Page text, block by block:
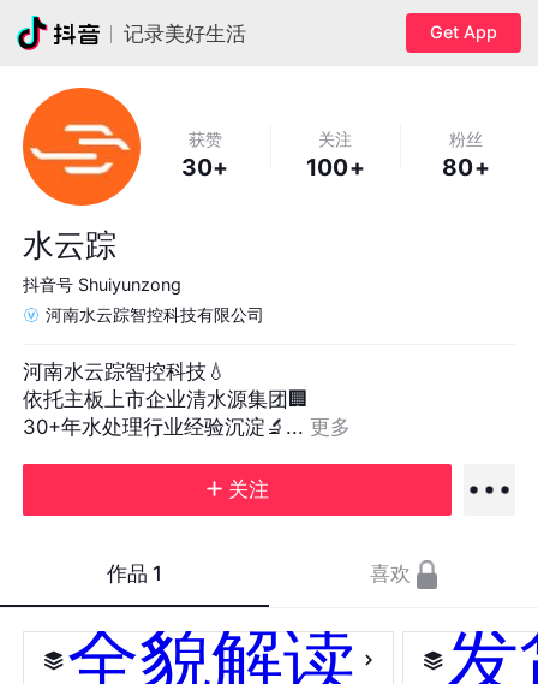
记录美好生活 Get App
获赞
30+
关注
100+
粉丝
80+
水云踪
抖音号 Shuiyunzong
河南水云踪智控科技有限公司
河南水云踪智控科技💧
依托主板上市企业清水源集团🏢
30+年水处理行业经验沉淀🔬... 更多
关注
作品 1 喜欢
全貌解读 发